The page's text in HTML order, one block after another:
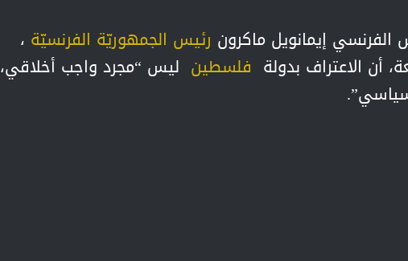
الفرنسي إيمانويل ماكرون رئيس الجمهوريّة الفرنسيّة ،
أن الاعتراف بدولة فلسطين ليس “مجرد واجب أخلاقي،